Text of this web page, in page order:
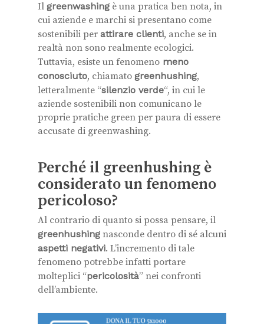
Il greenwashing è una pratica ben nota, in
cui aziende e marchi si presentano come
sostenibili per attirare clienti, anche se in
realtà non sono realmente ecologici.
Tuttavia, esiste un fenomeno meno
conosciuto, chiamato greenhushing,
letteralmente “silenzio verde“, in cui le
aziende sostenibili non comunicano le
proprie pratiche green per paura di essere
accusate di greenwashing.
Perché il greenhushing è
considerato un fenomeno
pericoloso?
Al contrario di quanto si possa pensare, il
greenhushing nasconde dentro di sé alcuni
aspetti negativi. L’incremento di tale
fenomeno potrebbe infatti portare
molteplici “pericolosità” nei confronti
dell’ambiente.